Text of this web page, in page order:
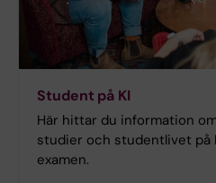
Student på KI
Här hittar du information
studier och studentlivet
examen.